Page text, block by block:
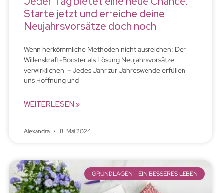
Starte jetzt und erreiche deine
Neujahrsvorsätze doch noch
Wenn herkömmliche Methoden nicht ausreichen: Der
Willenskraft-Booster als Lösung Neujahrsvorsätze
verwirklichen – Jedes Jahr zur Jahreswende erfüllen
uns Hoffnung und
WEITERLESEN »
Alexandra 8. Mai 2024
GRUNDLAGEN - EIN BESSERES LEBEN